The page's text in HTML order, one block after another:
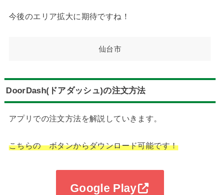
今後のエリア拡大に期待ですね！
仙台市
DoorDash(ドアダッシュ)の注文方法
アプリでの注文方法を解説していきます。
こちらの ボタンからダウンロード可能です！
Google Play